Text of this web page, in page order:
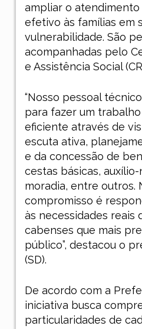
ampliar o atendimento
efetivo às famílias em
vulnerabilidade. São
acompanhadas pelo
e Assistência Social
“Nosso pessoal
para fazer um
eficiente através de
escuta ativa,
e da concessão de
cestas básicas,
moradia, entre outros.
compromisso é
às necessidades reais
cabenses que mais
público”, destacou o
(SD).
De acordo com a
iniciativa busca
particularidades de